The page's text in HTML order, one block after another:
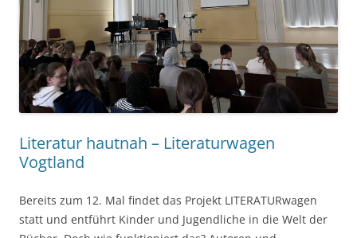
Literatur hautnah – Literaturwagen
Vogtland
Bereits zum 12. Mal findet das Projekt LITERATURwagen
statt und entführt Kinder und Jugendliche in die Welt der